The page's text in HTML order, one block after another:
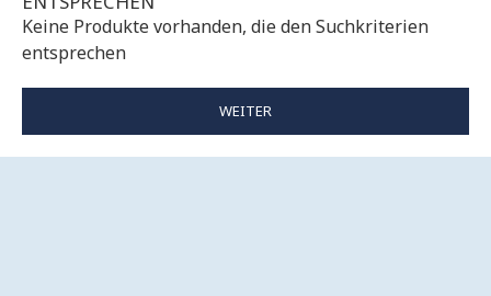
Keine Produkte vorhanden, die den Suchkriterien
entsprechen
WEITER